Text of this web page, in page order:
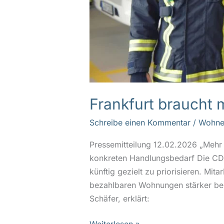
Frankfurt braucht
Schreibe einen Kommentar /
Pressemitteilung 12.02.2026
konkreten Handlungsbedarf Die
künftig gezielt zu priorisieren.
bezahlbaren Wohnungen stärker
Schäfer, erklärt: